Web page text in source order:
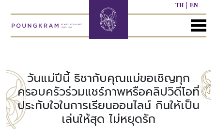
TH EN
MENU
แรก
กับ
ประวัติ
โรงเรียน
หลักสูตร
ก่อน
วัย
เรียน
ผล
งาน
ที่
ผ่าน
มา
เรา วันแม่ปีนี้ ธิชากับคุณแม่ขอเชิญทุก
ครอบครัวร่วมแชร์ภาพหรือคลิปวิดีโอที่
ประทับใจในการเรียนออนไลน์ กินให้เป็น
เล่นให้สุด ไม่หยุดรัก